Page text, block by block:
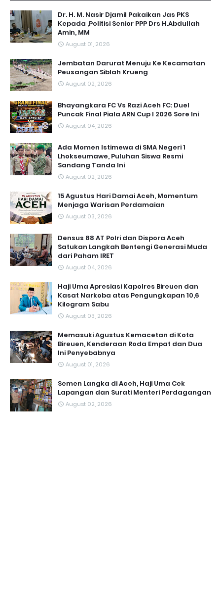
Dr. H. M. Nasir Djamil Pakaikan Jas PKS
Kepada ,Politisi Senior PPP Drs H.Abdullah
Amin, MM
August 01, 2026
Jembatan Darurat Menuju Ke Kecamatan
Peusangan Siblah Krueng
August 02, 2026
Bhayangkara FC Vs Razi Aceh FC: Duel
Puncak Final Piala ARN Cup I 2026 Sore Ini
August 04, 2026
Ada Momen Istimewa di SMA Negeri 1
Lhokseumawe, Puluhan Siswa Resmi
Sandang Tanda Ini
August 02, 2026
15 Agustus Hari Damai Aceh, Momentum
Menjaga Warisan Perdamaian
August 03, 2026
Densus 88 AT Polri dan Dispora Aceh
Satukan Langkah Bentengi Generasi Muda
dari Paham IRET
August 04, 2026
Haji Uma Apresiasi Kapolres Bireuen dan
Kasat Narkoba atas Pengungkapan 10,6
Kilogram Sabu
August 03, 2026
Memasuki Agustus Kemacetan di Kota
Bireuen, Kenderaan Roda Empat dan Dua
Ini Penyebabnya
August 01, 2026
Semen Langka di Aceh, Haji Uma Cek
Lapangan dan Surati Menteri Perdagangan
August 02, 2026